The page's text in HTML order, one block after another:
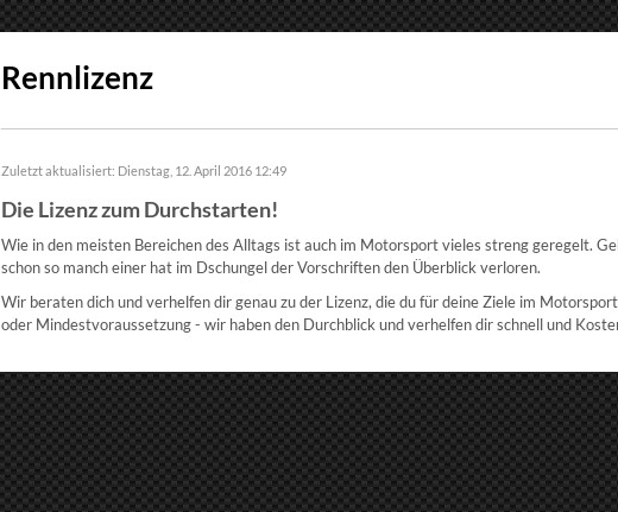
Rennlizenz
Zuletzt aktualisiert: Dienstag, 12. April 2016 12:49
Die Lizenz zum Durchstarten!
Wie in den meisten Bereichen des Alltags ist auch im Motorsport vieles streng geregelt.
schon so manch einer hat im Dschungel der Vorschriften den Überblick verloren.
Wir beraten dich und verhelfen dir genau zu der Lizenz, die du für deine Ziele im
oder Mindestvoraussetzung - wir haben den Durchblick und verhelfen dir schnell und